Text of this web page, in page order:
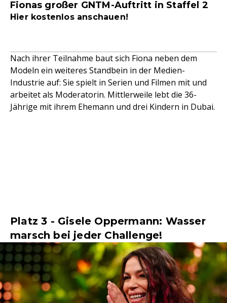
Fionas großer GNTM-Auftritt in Staffel 2
Hier kostenlos anschauen!
Nach ihrer Teilnahme baut sich Fiona neben dem
Modeln ein weiteres Standbein in der Medien-
Industrie auf: Sie spielt in Serien und Filmen mit und
arbeitet als Moderatorin. Mittlerweile lebt die 36-
Jährige mit ihrem Ehemann und drei Kindern in Dubai.
Platz 3 - Gisele Oppermann: Wasser
marsch bei jeder Challenge!